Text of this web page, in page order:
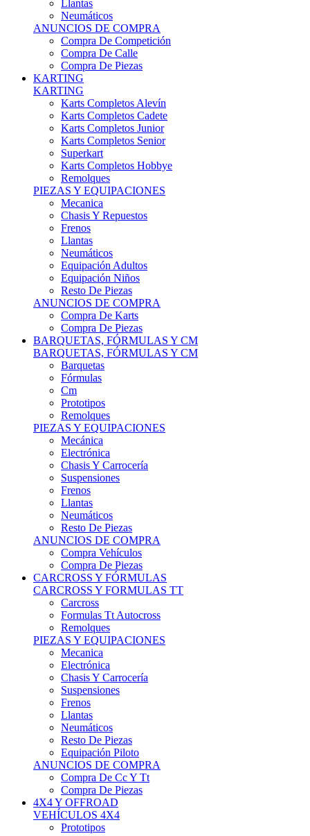
Mecanica
Chasis Y Repuestos
Frenos
Llantas
Neumáticos
Equipación Adultos
Equipación Niños
Resto De Piezas
ANUNCIOS DE COMPRA
Compra De Karts
Compra De Piezas
BARQUETAS, FÓRMULAS Y CM
BARQUETAS, FÓRMULAS Y CM
Barquetas
Fórmulas
Cm
Prototipos
Remolques
PIEZAS Y EQUIPACIONES
Mecánica
Electrónica
Chasis Y Carrocería
Suspensiones
Frenos
Llantas
Neumáticos
Resto De Piezas
ANUNCIOS DE COMPRA
Compra Vehículos
Compra De Piezas
CARCROSS Y FÓRMULAS
CARCROSS Y FORMULAS TT
Carcross
Formulas Tt Autocross
Remolques
PIEZAS Y EQUIPACIONES
Mecanica
Electrónica
Chasis Y Carrocería
Suspensiones
Frenos
Llantas
Neumáticos
Resto De Piezas
Equipación Piloto
ANUNCIOS DE COMPRA
Compra De Cc Y Tt
Compra De Piezas
4X4 Y OFFROAD
VEHÍCULOS 4X4
Prototipos
Venta De Side By Side
Quads Y Buggys
4x4 De Calle
PIEZAS PARA 4X4
Mecánica
Carrocería
Suspensiones
Llantas
Neumáticos
ANUNCIOS DE COMPRA
Compra De 4x4
Compra De Piezas
MOTOS
MOTOS
Motos De Circuito